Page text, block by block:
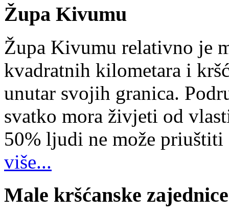
Župa Kivumu
Župa Kivumu relativno je
kvadratnih kilometara i
unutar svojih granica.
svatko mora živjeti od
50% ljudi ne može
više...
Male kršćanske zajednice